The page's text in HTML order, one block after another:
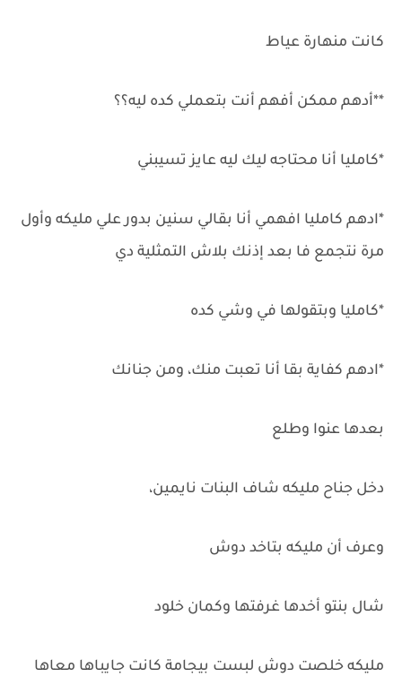
كانت منهارة عياط
**أدهم ممكن أفهم أنت بتعملي كده ليه؟؟
*كامليا أنا محتاجه ليك ليه عايز تسيبني
*ادهم كامليا افهمي أنا بقالي سنين بدور علي مليكه وأول
مرة نتجمع فا بعد إذنك بلاش التمثلية دي
*كامليا وبتقولها في وشي كده
*ادهم كفاية بقا أنا تعبت منك، ومن جنانك
بعدها عنوا وطلع
دخل جناح مليكه شاف البنات نايمين،
وعرف أن مليكه بتاخد دوش
شال بنتو أخدها غرفتها وكمان خلود
مليكه خلصت دوش لبست بيجامة كانت جايباها معاها